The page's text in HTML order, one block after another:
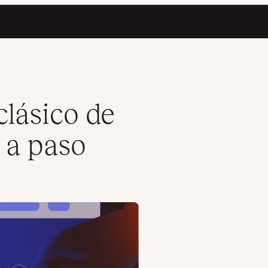
de
paso